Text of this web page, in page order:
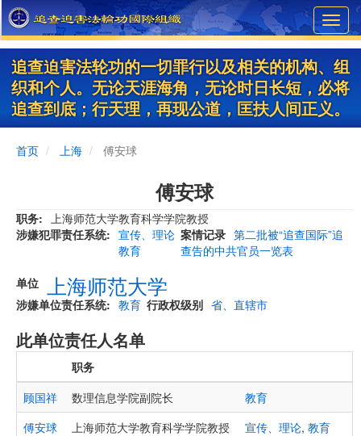
Skip
to
main
content
追查迫害法轮功的一切罪行以及相关的机构、组
织和个人。无论天涯海角，无论时日长短，必将
追查到底；行天理，再现公道，匡扶人间正义。
首页 上海 傅安球
傅安球
职务
上海师范大学教育科学学院教授
涉嫌犯罪责任系统
宣传、理论
教育
案情记录 第二批被“追查国际”追
查告的中共官员一览表
单位
上海师范大学
涉嫌单位责任系统 教育 行政权级别 省、直辖市
此单位责任人名单
职务
顾国祥
数理信息学院副院长
教育
傅安球
上海师范大学教育科学学院教授 宣传、理论, 教育